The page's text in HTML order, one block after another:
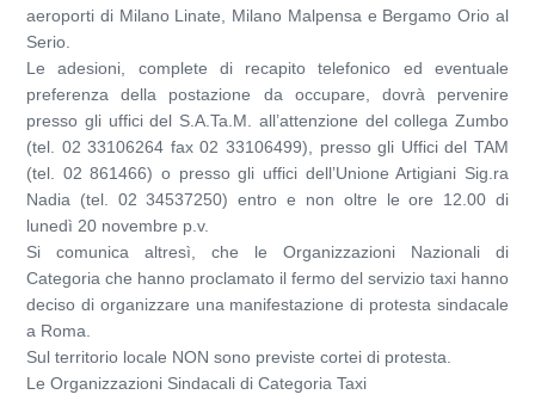
aeroporti di Milano Linate, Milano Malpensa e Bergamo Orio al
Serio.
Le adesioni, complete di recapito telefonico ed eventuale
preferenza della postazione da occupare, dovrà pervenire
presso gli uffici del S.A.Ta.M. all’attenzione del collega Zumbo
(tel. 02 33106264 fax 02 33106499), presso gli Uffici del TAM
(tel. 02 861466) o presso gli uffici dell’Unione Artigiani Sig.ra
Nadia (tel. 02 34537250) entro e non oltre le ore 12.00 di
lunedì 20 novembre p.v.
Si comunica altresì, che le Organizzazioni Nazionali di
Categoria che hanno proclamato il fermo del servizio taxi hanno
deciso di organizzare una manifestazione di protesta sindacale
a Roma.
Sul territorio locale NON sono previste cortei di protesta.
Le Organizzazioni Sindacali di Categoria Taxi